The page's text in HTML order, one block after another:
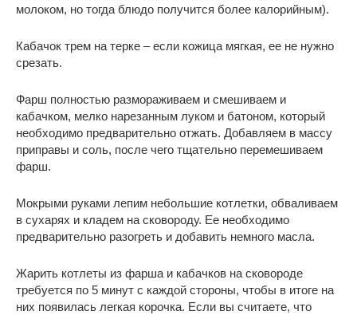
молоком, но тогда блюдо получится более калорийным).
Кабачок трем на терке – если кожица мягкая, ее не нужно
срезать.
Фарш полностью размораживаем и смешиваем и
кабачком, мелко нарезанным луком и батоном, который
необходимо предварительно отжать. Добавляем в массу
приправы и соль, после чего тщательно перемешиваем
фарш.
Мокрыми руками лепим небольшие котлетки, обваливаем
в сухарях и кладем на сковороду. Ее необходимо
предварительно разогреть и добавить немного масла.
Жарить котлеты из фарша и кабачков на сковороде
требуется по 5 минут с каждой стороны, чтобы в итоге на
них появилась легкая корочка. Если вы считаете, что